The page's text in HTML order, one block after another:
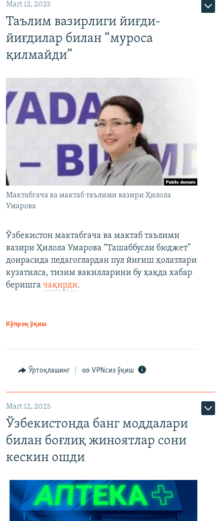
Mart 12, 2025
Таълим вазирлиги йиғди-
йиғдилар билан “муроса
қилмайди”
Мактабгача ва мактаб таълими вазири Ҳилола
Умарова
Ўзбекистон мактабгача ва мактаб таълими
вазири Ҳилола Умарова “Ташаббусли бюджет”
доирасида педагоглардан пул йиғиш ҳолатлари
кузатилса, тизим вакилларини бу ҳақда хабар
беришга чақирди.
Кўпроқ ўқиш
Ўртоқлашинг VPNсиз ўқиш
Mart 12, 2025
Ўзбекистонда банг моддалари
билан боғлиқ жиноятлар сони
кескин ошди